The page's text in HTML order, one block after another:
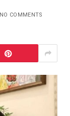
NO COMMENTS